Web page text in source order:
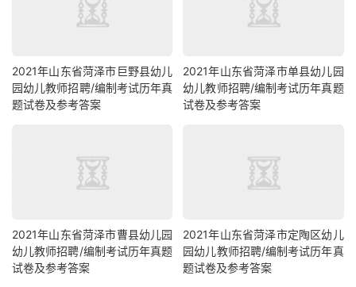
2021年山东省菏泽市巨野县幼儿
园幼儿教师招聘/编制考试历年真
题试卷及参考答案
2021年山东省菏泽市单县幼儿园
幼儿教师招聘/编制考试历年真题
试卷及参考答案
2021年山东省菏泽市曹县幼儿园
幼儿教师招聘/编制考试历年真题
试卷及参考答案
2021年山东省菏泽市定陶区幼儿
园幼儿教师招聘/编制考试历年真
题试卷及参考答案